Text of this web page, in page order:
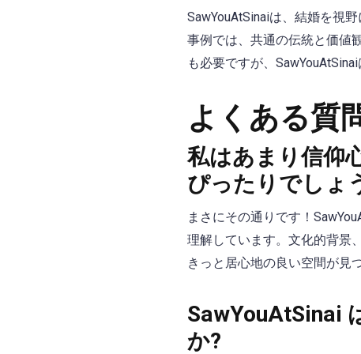
SawYouAtSinaiは、結婚を視
事例では、共通の伝統と価値
も必要ですが、
よくある質
私はあまり信仰
ぴったりでしょ
まさにその通りです！
理解しています。文化的背景
きっと居心地の良い空間が見
SawYouAtSinai
か?